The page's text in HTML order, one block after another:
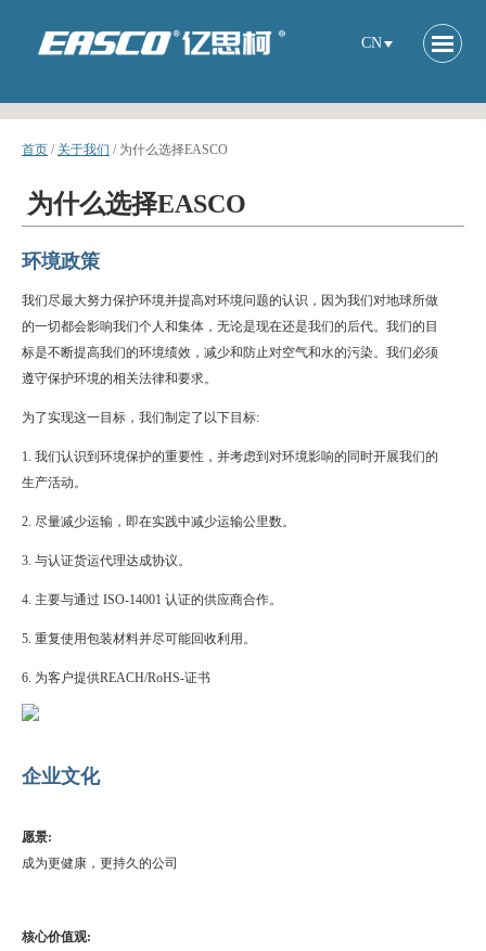
CN
首页 / 关于我们 / 为什么选择EASCO
为什么选择EASCO
环境政策
我们尽最大努力保护环境并提高对环境问题的认识，因为我们对地球所做
的一切都会影响我们个人和集体，无论是现在还是我们的后代。我们的目
标是不断提高我们的环境绩效，减少和防止对空气和水的污染。我们必须
遵守保护环境的相关法律和要求。
为了实现这一目标，我们制定了以下目标:
1. 我们认识到环境保护的重要性，并考虑到对环境影响的同时开展我们的
生产活动。
2. 尽量减少运输，即在实践中减少运输公里数。
3. 与认证货运代理达成协议。
4. 主要与通过 ISO-14001 认证的供应商合作。
5. 重复使用包装材料并尽可能回收利用。
6. 为客户提供REACH/RoHS-证书
企业文化
愿景:
成为更健康，更持久的公司
核心价值观: